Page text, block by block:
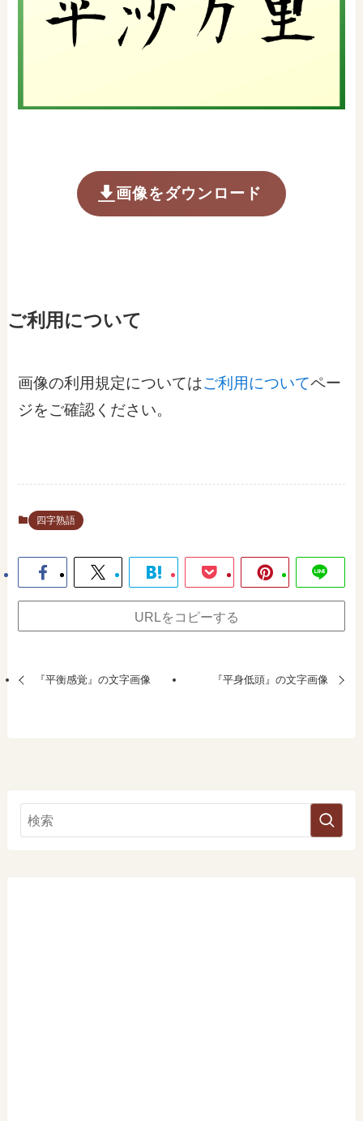
画像をダウンロード
ご利用について
画像の利用規定についてはご利用についてペー
ジをご確認ください。
四字熟語
URLをコピーする
『平衡感覚』の文字画像 『平身低頭』の文字画像